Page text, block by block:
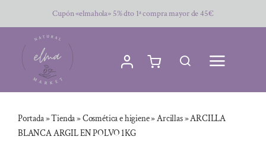
al
contenido
Cupón «elmahola» 5% dto 1ª compra mayor de 45€
Portada»Tienda»Cosmética e higiene»Arcillas»ARCILLA
BLANCA ARGIL EN POLVO 1KG